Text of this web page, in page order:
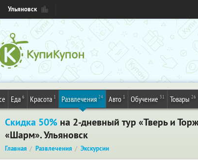
Ульяновск
Еда 6 Красота 1 Развлечения 24 Авто 1 Обучение 31 Товары 26
Скидка 50% на 2-дневный тур «Тверь и
«Шарм». Ульяновск
Главная Развлечения Экскурсии